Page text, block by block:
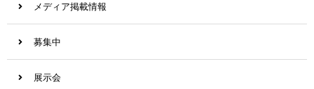
メディア掲載情報
募集中
展示会